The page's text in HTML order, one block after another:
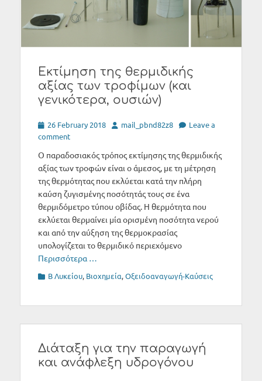
Εκτίμηση της θερμιδικής
αξίας των τροφίμων (και
γενικότερα, ουσιών)
Posted
on
26 February 2018 Author
mail_pbnd82z8
Leave a
comment
Ο παραδοσιακός τρόπος εκτίμησης της θερμιδικής
αξίας των τροφών είναι ο άμεσος, με τη μέτρηση
της θερμότητας που εκλύεται κατά την πλήρη
καύση ζυγισμένης ποσότητάς τους σε ένα
θερμιδόμετρο τύπου οβίδας. Η θερμότητα που
εκλύεται θερμαίνει μία ορισμένη ποσότητα νερού
και από την αύξηση της θερμοκρασίας
υπολογίζεται το θερμιδικό περιεχόμενο
Περισσότερα …
Categories
Β Λυκείου, Βιοχημεία,Οξειδοαναγωγή-Καύσεις
Διάταξη για την παραγωγή
και ανάφλεξη υδρογόνου